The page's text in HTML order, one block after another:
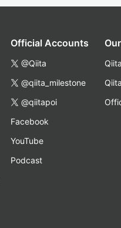
Official Accounts
@Qiita
@qiita_milestone
@qiitapoi
Facebook
YouTube
Podcast